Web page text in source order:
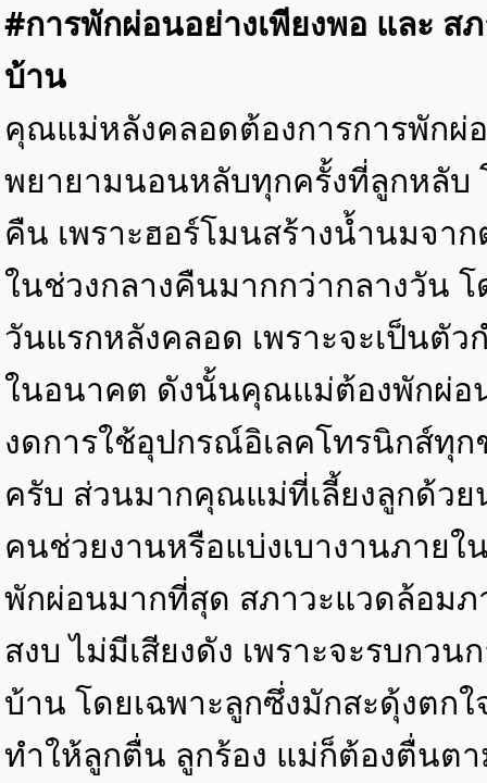
#การพักผ่อนอย่างเพียงพอ และ ส
บ้าน
คุณแม่หลังคลอดต้องการการพัก
พยายามนอนหลับทุกครั้งที่ลูกหลับ
คืน เพราะฮอร์โมนสร้างน้ำนมจา
ในช่วงกลางคืนมากกว่ากลางวัน
วันแรกหลังคลอด เพราะจะเป็นตั
ในอนาคต ดังนั้นคุณแม่ต้องพักผ่อ
งดการใช้อุปกรณ์อิเลคโทรนิกส์ทุ
ครับ ส่วนมากคุณแม่ที่เลี้ยงลูกด้วย
คนช่วยงานหรือแบ่งเบางานภาย
พักผ่อนมากที่สุด สภาวะแวดล้อมภ
สงบ ไม่มีเสียงดัง เพราะจะรบกว
บ้าน โดยเฉพาะลูกซึ่งมักสะดุ้งตก
ทำให้ลูกตื่น ลูกร้อง แม่ก็ต้องตื่นต